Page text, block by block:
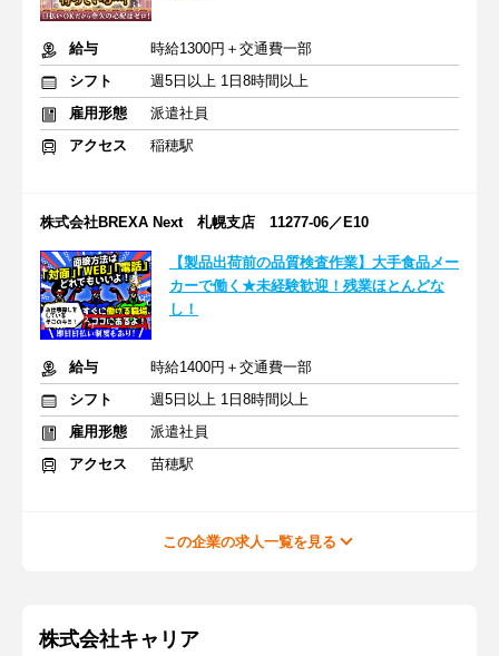
給与
時給1300円＋交通費一部
シフト
週5日以上 1日8時間以上
雇用形態
派遣社員
アクセス
稲穂駅
株式会社BREXA Next 札幌支店 11277-06／E10
【製品出荷前の品質検査作業】大手食品メー
カーで働く★未経験歓迎！残業ほとんどな
し！
給与
時給1400円＋交通費一部
シフト
週5日以上 1日8時間以上
雇用形態
派遣社員
アクセス
苗穂駅
この企業の求人一覧を見る
株式会社キャリア